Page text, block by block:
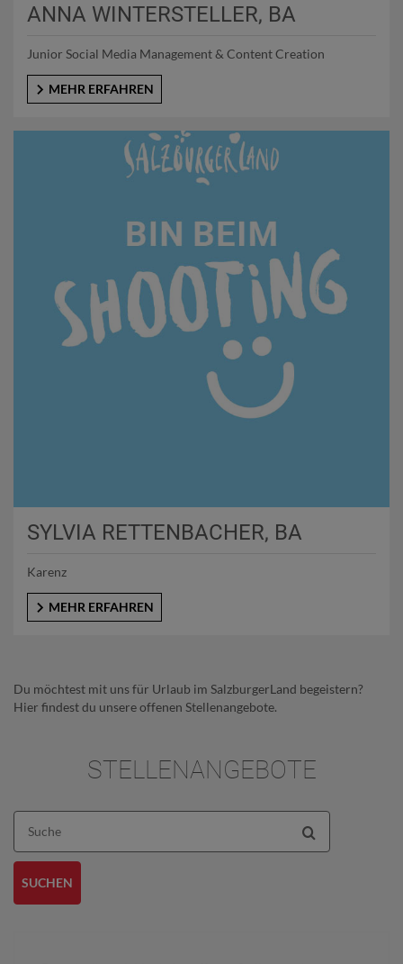
ANNA WINTERSTELLER, BA
Junior Social Media Management & Content Creation
MEHR ERFAHREN
SYLVIA RETTENBACHER, BA
Karenz
MEHR ERFAHREN
Du möchtest mit uns für Urlaub im SalzburgerLand begeistern?
Hier findest du unsere offenen Stellenangebote.
STELLENANGEBOTE
Suche
SUCHEN